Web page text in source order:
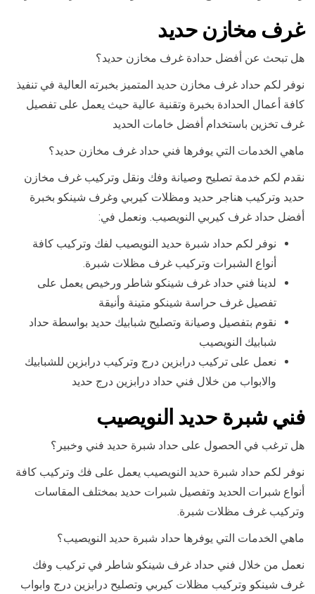
غرف مخازن حديد
هل تبحث عن أفضل حدادة غرف مخازن حديد؟
نوفر لكم حداد غرف مخازن حديد المتميز بخبرته العالية في تنفيذ
كافة أعمال الحدادة بخبرة وتقنية عالية حيث يعمل على تفصيل
غرف تخزين باستخدام أفضل خامات الحديد
ماهي الخدمات التي يوفرها فني حداد غرف مخازن حديد؟
نقدم لكم خدمة تصليح وصيانة وفك ونقل وتركيب غرف مخازن
حديد وتركيب هناجر حديد ومظلات كيربي وغرف شينكو بخبرة
أفضل حداد غرف كيربي النويصيب. ونعمل في:
نوفر لكم حداد شبرة حديد النويصيب لفك وتركيب كافة
أنواع الشبرات وتركيب غرف مظلات شبرة.
لدينا فني حداد غرف شينكو شاطر ورخيص يعمل على
تفصيل غرف حراسة شينكو متينة وأنيقة
نقوم بتفصيل وصيانة وتصليح شبابيك حديد بواسطة حداد
شبابيك النويصيب
نعمل على تركيب درابزين درج وتركيب درابزين للشبابيك
والابواب من خلال فني حداد درابزين درج حديد
فني شبرة حديد النويصيب
هل ترغب في الحصول على حداد شبرة حديد فني وخبير؟
نوفر لكم حداد شبرة حديد النويصيب يعمل على فك وتركيب كافة
أنواع شبرات الحديد وتفصيل شبرات حديد بمختلف المقاسات
وتركيب غرف مظلات شبرة.
ماهي الخدمات التي يوفرها حداد شبرة حديد النويصيب؟
نعمل من خلال فني حداد غرف شينكو شاطر في تركيب وفك
غرف شينكو وتركيب مظلات كيربي وتصليح درابزين درج وابواب